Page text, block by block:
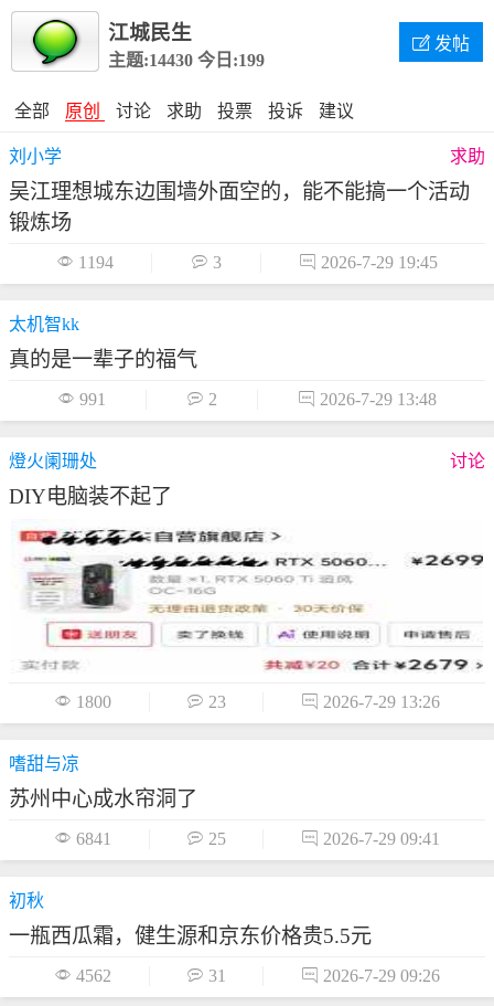
 发帖
江城民生
主题:14430 今日:199
全部 原创 讨论 求助 投票 投诉 建议
刘小学 求助
吴江理想城东边围墙外面空的，能不能搞一个活动
锻炼场
 1194  3  2026-7-29 19:45
太机智kk
真的是一辈子的福气
 991  2  2026-7-29 13:48
燈火阑珊处 讨论
DIY电脑装不起了
 1800  23  2026-7-29 13:26
嗜甜与凉
苏州中心成水帘洞了
 6841  25  2026-7-29 09:41
初秋
一瓶西瓜霜，健生源和京东价格贵5.5元
 4562  31  2026-7-29 09:26